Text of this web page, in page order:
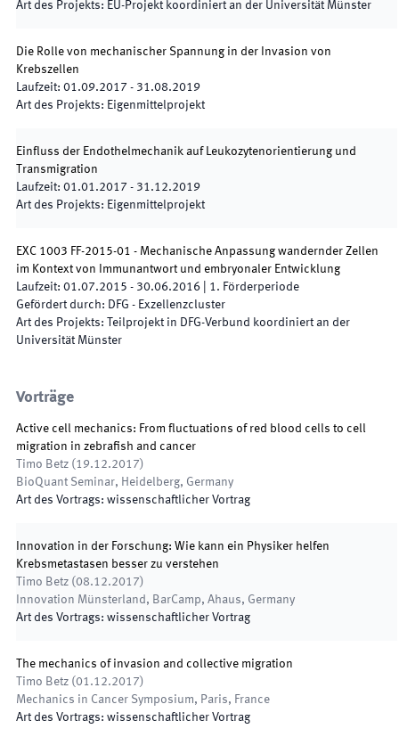
Art des Projekts: EU-Projekt koordiniert an der Universität Münster
Die Rolle von mechanischer Spannung in der Invasion von
Krebszellen
Laufzeit: 01.09.2017 - 31.08.2019
Art des Projekts: Eigenmittelprojekt
Einfluss der Endothelmechanik auf Leukozytenorientierung und
Transmigration
Laufzeit: 01.01.2017 - 31.12.2019
Art des Projekts: Eigenmittelprojekt
EXC 1003 FF-2015-01 - Mechanische Anpassung wandernder Zellen
im Kontext von Immunantwort und embryonaler Entwicklung
Laufzeit: 01.07.2015 - 30.06.2016 1. Förderperiode
Gefördert durch: DFG - Exzellenzcluster
Art des Projekts:
Teilprojekt in DFG-Verbund koordiniert an der
Universität Münster
Vorträge
Active cell mechanics: From fluctuations of red blood cells to cell
migration in zebrafish and cancer
Timo Betz ( 19.12.2017)
BioQuant Seminar, Heidelberg, Germany
Art des Vortrags: wissenschaftlicher Vortrag
Innovation in der Forschung: Wie kann ein Physiker helfen
Krebsmetastasen besser zu verstehen
Timo Betz (08.12.2017)
Innovation Münsterland, BarCamp, Ahaus, Germany
Art des Vortrags: wissenschaftlicher Vortrag
The mechanics of invasion and collective migration
Timo Betz (01.12.2017)
Mechanics in Cancer Symposium, Paris, France
Art des Vortrags: wissenschaftlicher Vortrag